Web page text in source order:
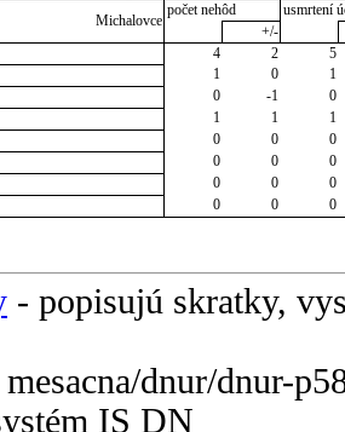
Michalovce
počet nehôd
usmrtení
+/-
4 2
5
1 0
1
0 -1
0
1 1
1
0 0
0
0 0
0
0 0
0
0 0 0
- popisujú skratky,
dnur/dnur-
IS DN